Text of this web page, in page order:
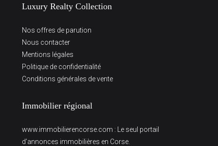
Luxury Realty Collection
Nos offres de parution
Nous contacter
Mentions légales
Politique de confidentialité
Conditions générales de vente
Immobilier régional
www.immobilierencorse.com : Le seul portail
d’annonces immobilières en Corse.